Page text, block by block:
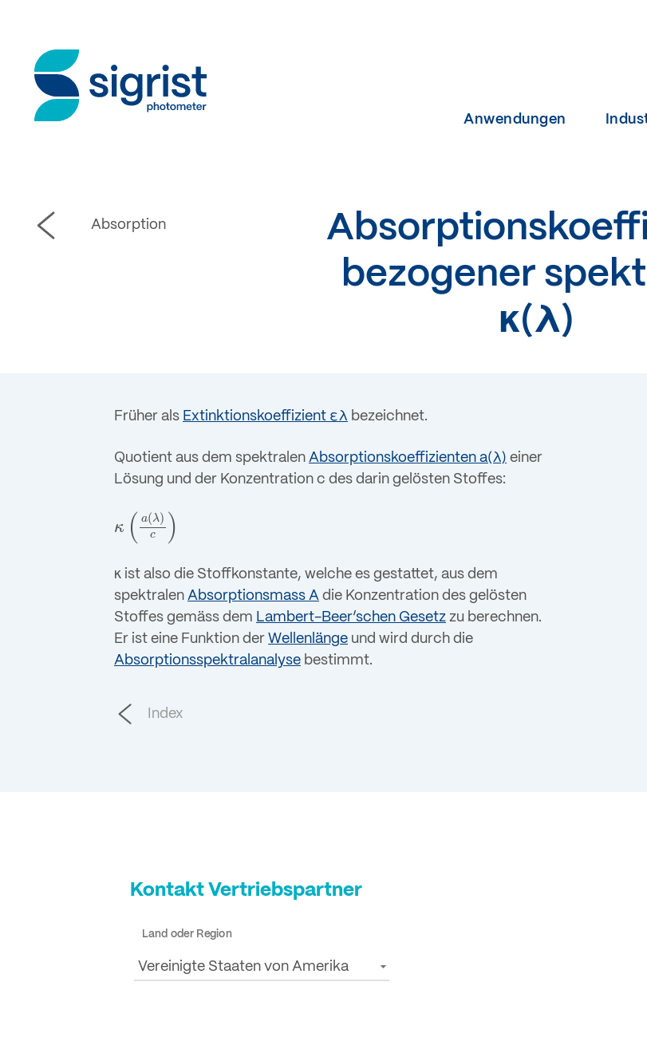
Anwendungen
bezogener
κ(λ)
Absorption
Früher als Extinktionskoeffizient ελ bezeichnet.
Quotient aus dem spektralen Absorptionskoeffizienten a(λ) einer
Lösung und der Konzentration c des darin gelösten Stoffes:
κ ( a(λ)
c )
κ( a( )c
κ ist also die Stoffkonstante, welche es gestattet, aus dem
spektralen Absorptionsmass A die Konzentration des gelösten
Stoffes gemäss dem Lambert-Beer’schen Gesetz zu berechnen.
Er ist eine Funktion der Wellenlänge und wird durch die
Absorptionsspektralanalyse bestimmt.
Index
Kontakt Vertriebspartner
Land oder Region
Vereinigte Staaten von Amerika